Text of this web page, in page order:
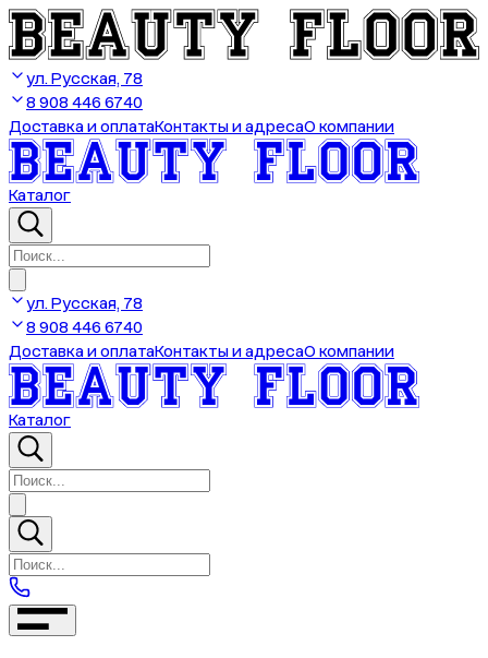
ул. Русская, 78
8 908 446 6740
Доставка и оплатаКонтакты и адресаО компании
Каталог
ул. Русская, 78
8 908 446 6740
Доставка и оплатаКонтакты и адресаО компании
Каталог